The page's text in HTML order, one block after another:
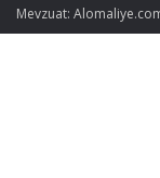
Mevzuat: